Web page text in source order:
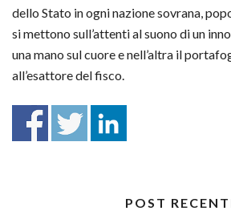
dello Stato in ogni nazione sovrana,
si mettono sull’attenti al suono di un
una mano sul cuore e nell’altra il
all’esattore del fisco.
POST